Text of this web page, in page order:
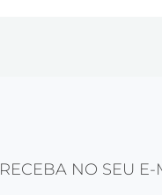
RECEBA NO SEU